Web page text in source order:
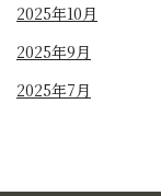
2025年10月
2025年9月
2025年7月